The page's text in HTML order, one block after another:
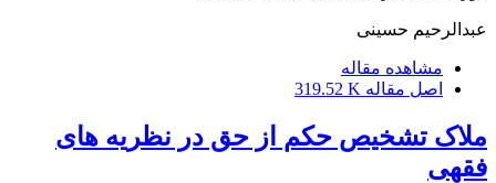
عبدالرحیم حسینی
مشاهده مقاله
اصل مقاله 319.52 K
ملاک تشخیص حکم از حق در نظریه های
فقهی